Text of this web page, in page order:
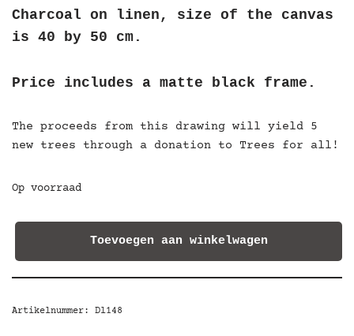
Charcoal on linen, size of the canvas
is 40 by 50 cm.
Price includes a matte black frame.
The proceeds from this drawing will yield 5
new trees through a donation to Trees for all!
Op voorraad
Toevoegen aan winkelwagen
Artikelnummer: Dl148